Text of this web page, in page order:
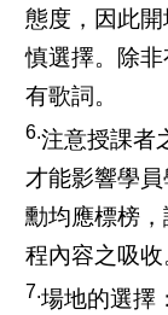
態度，因此
慎選擇。除
有歌詞。
6.注意授課者
才能影響學
勳均應標榜
程內容之吸收
7.場地的選擇